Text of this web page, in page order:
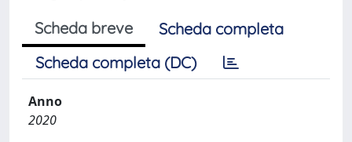
Scheda breve
Scheda completa
Scheda completa (DC)
Anno
2020